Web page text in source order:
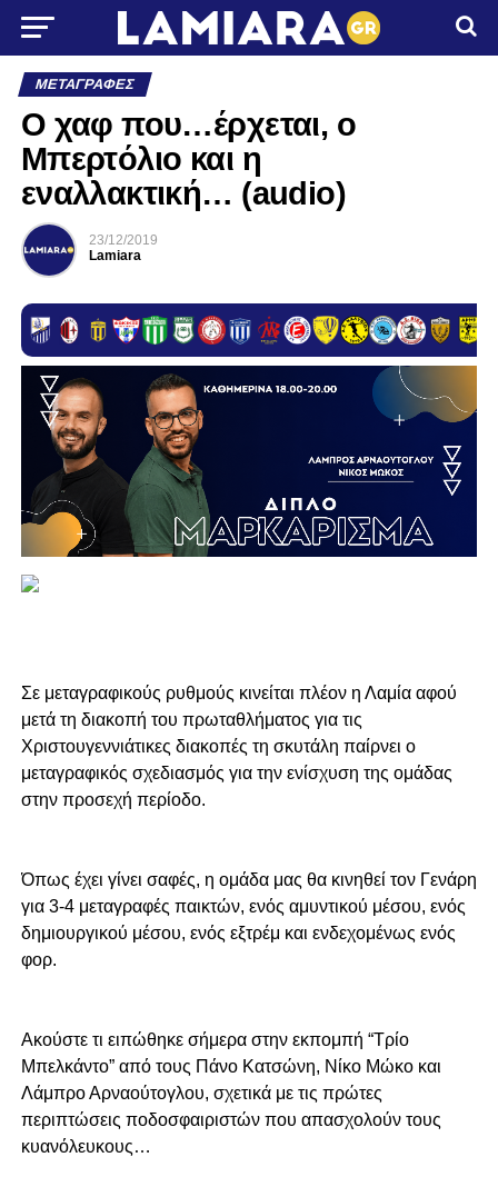
ΜΕΤΑΓΡΑΦΈΣ
Ο χαφ που…έρχεται, ο
Μπερτόλιο και η
εναλλακτική… (audio)
23/12/2019
Lamiara
Σε μεταγραφικούς ρυθμούς κινείται πλέον η Λαμία αφού
μετά τη διακοπή του πρωταθλήματος για τις
Χριστουγεννιάτικες διακοπές τη σκυτάλη παίρνει ο
μεταγραφικός σχεδιασμός για την ενίσχυση της ομάδας
στην προσεχή περίοδο.
Όπως έχει γίνει σαφές, η ομάδα μας θα κινηθεί τον Γενάρη
για 3-4 μεταγραφές παικτών, ενός αμυντικού μέσου, ενός
δημιουργικού μέσου, ενός εξτρέμ και ενδεχομένως ενός
φορ.
Ακούστε τι ειπώθηκε σήμερα στην εκπομπή “Τρίο
Μπελκάντο” από τους Πάνο Κατσώνη, Νίκο Μώκο και
Λάμπρο Αρναούτογλου, σχετικά με τις πρώτες
περιπτώσεις ποδοσφαιριστών που απασχολούν τους
κυανόλευκους…